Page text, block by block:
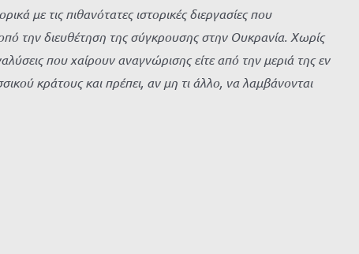
με τις πιθανότατες ιστορικές διεργασίες που
την διευθέτηση της σύγκρουσης στην Ουκρανία. Χωρίς
που χαίρουν αναγνώρισης είτε από την μεριά της εν
κράτους και πρέπει, αν μη τι άλλο, να λαμβάνονται